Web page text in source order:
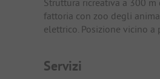
fattoria con zoo degli
elettrico. Posizione vicino a
Servizi